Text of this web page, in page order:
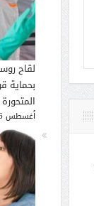
لقاح
بحماية
المتحورة
أغسطس 6, 2026